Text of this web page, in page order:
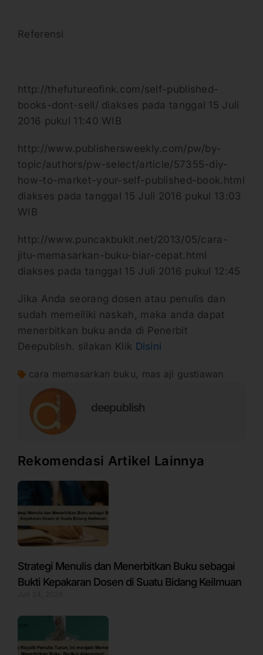
Referensi
http://thefutureofink.com/self-published-
books-dont-sell/ diakses pada tanggal 15 Juli
2016 pukul 11:40 WIB
http://www.publishersweekly.com/pw/by-
topic/authors/pw-select/article/57355-diy-
how-to-market-your-self-published-book.html
diakses pada tanggal 15 Juli 2016 pukul 13:03
WIB
http://www.puncakbukit.net/2013/05/cara-
jitu-memasarkan-buku-biar-cepat.html
diakses pada tanggal 15 Juli 2016 pukul 12:45
Jika Anda seorang dosen atau penulis dan
sudah memeiliki naskah, maka anda dapat
menerbitkan buku anda di Penerbit
Deepublish. silakan Klik Disini
cara memasarkan buku, mas aji gustiawan
deepublish
Rekomendasi Artikel Lainnya
Strategi Menulis dan Menerbitkan Buku sebagai
Bukti Kepakaran Dosen di Suatu Bidang Keilmuan